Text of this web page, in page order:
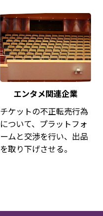
エンタメ関連企業
チケットの不正転売行為
について、プラットフォ
ームと交渉を行い、出品
を取り下げさせる。